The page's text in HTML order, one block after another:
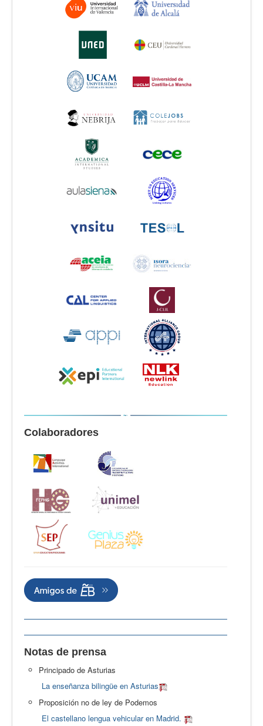
Colaboradores
Notas de prensa
Principado de Asturias
La enseñanza bilingüe en Asturias
Proposición no de ley de Podemos
El castellano lengua vehicular en Madrid.